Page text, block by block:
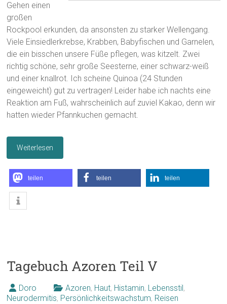
Gehen einen
großen
Rockpool erkunden, da ansonsten zu starker Wellengang.
Viele Einsiedlerkrebse, Krabben, Babyfischen und Garnelen,
die ein bisschen unsere Füße pflegen, was kitzelt. Zwei
richtig schöne, sehr große Seesterne, einer schwarz-weiß
und einer knallrot. Ich scheine Quinoa (24 Stunden
eingeweicht) gut zu vertragen! Leider habe ich nachts eine
Reaktion am Fuß, wahrscheinlich auf zuviel Kakao, denn wir
hatten wieder Pfannkuchen gemacht.
Weiterlesen
teilen teilen teilen
Tagebuch Azoren Teil V
Doro Azoren, Haut, Histamin, Lebensstil ,
Neurodermitis, Persönlichkeitswachstum, Reisen